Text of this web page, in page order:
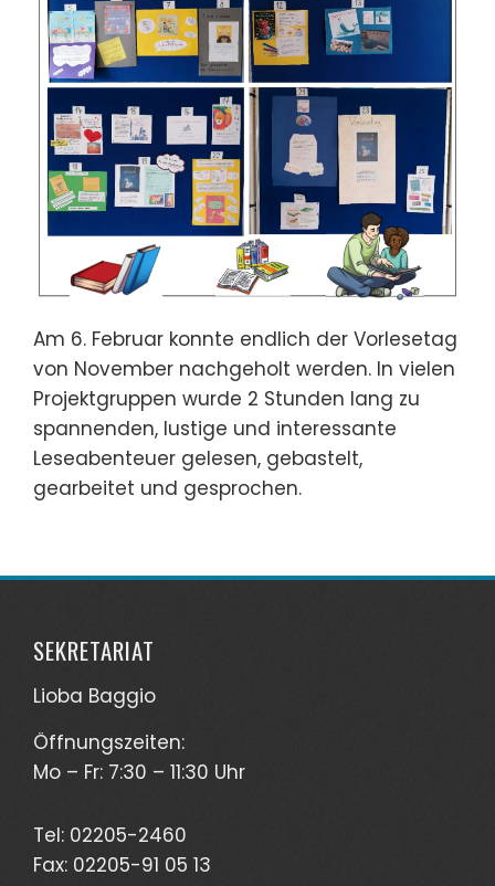
Am 6. Februar konnte endlich der Vorlesetag
von November nachgeholt werden. In vielen
Projektgruppen wurde 2 Stunden lang zu
spannenden, lustige und interessante
Leseabenteuer gelesen, gebastelt,
gearbeitet und gesprochen.
SEKRETARIAT
Lioba Baggio
Öffnungszeiten:
Mo – Fr: 7:30 – 11:30 Uhr
Tel: 02205-2460
Fax: 02205-91 05 13